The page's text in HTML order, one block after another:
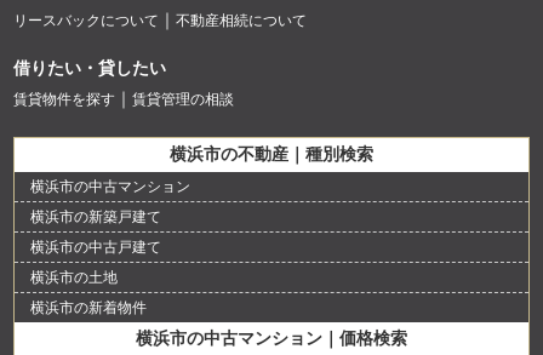
リースバックについて
不動産相続について
借りたい・貸したい
賃貸物件を探す 賃貸管理の相談
横浜市の不動産｜種別検索
横浜市の中古マンション
横浜市の新築戸建て
横浜市の中古戸建て
横浜市の土地
横浜市の新着物件
横浜市の中古マンション｜価格検索